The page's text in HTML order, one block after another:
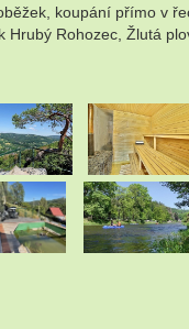
koupání přímo v
Rohozec, Žlutá